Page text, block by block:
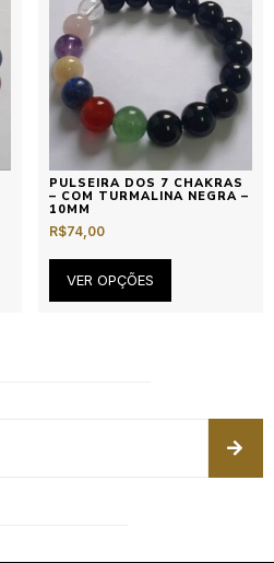
PULSEIRA DOS 7 CHAKRAS
– COM TURMALINA NEGRA –
10MM
R$74,00
VER OPÇÕES